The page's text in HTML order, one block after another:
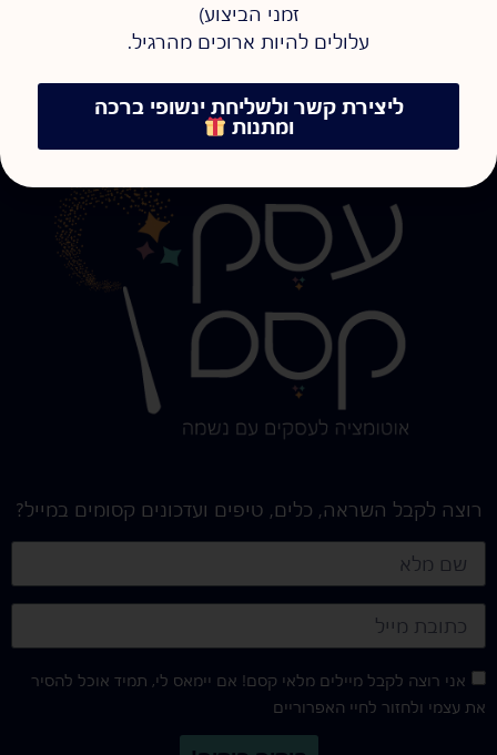
רוצה לקבל השראה, כלים, טיפים ועדכונים קסומים במייל?
אני רוצה לקבל מיילים מלאי קסם! אם יימאס לי, תמיד אוכל להסיר
את עצמי ולחזור לחיי האפרוריים
זמני הביצוע)
עלולים להיות ארוכים מהרגיל.
ליצירת קשר ולשליחת ינשופי ברכה
ומתנות